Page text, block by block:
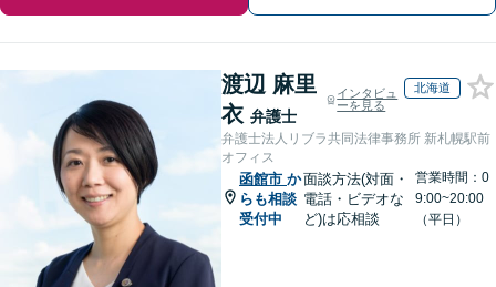
渡辺 麻里
衣 弁護士
インタビュ
ーを見る
北海道
弁護士法人リブラ共同法律事務所 新札幌駅前
オフィス
函館市 か
らも相談
受付中
面談方法(対面・
電話・ビデオな
ど)は応相談
営業時間：0
9:00~20:00
（平日）